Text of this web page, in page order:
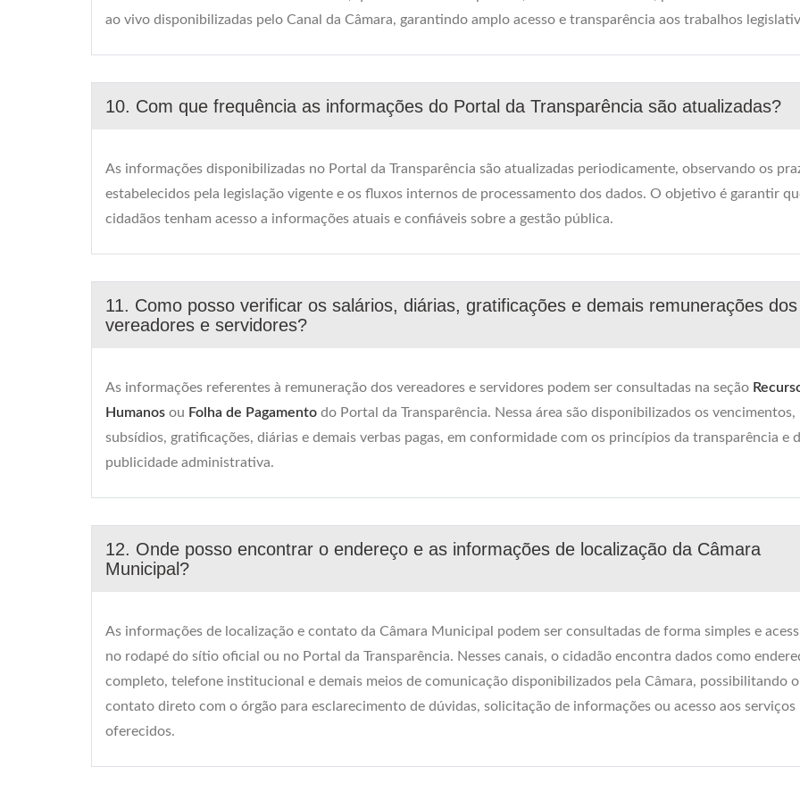
ao vivo disponibilizadas pelo Canal da Câmara, garantindo amplo acesso e transparência aos trabalhos
10. Com que frequência as informações do Portal da Transparência são atualizadas?
As informações disponibilizadas no Portal da Transparência são atualizadas periodicamente, observando os
estabelecidos pela legislação vigente e os fluxos internos de processamento dos dados. O objetivo é garantir
cidadãos tenham acesso a informações atuais e confiáveis sobre a gestão pública.
11. Como posso verificar os salários, diárias, gratificações e demais remunerações dos
vereadores e servidores?
As informações referentes à remuneração dos vereadores e servidores podem ser consultadas na seção
Humanos ou Folha de Pagamento do Portal da Transparência. Nessa área são disponibilizados os vencimentos,
subsídios, gratificações, diárias e demais verbas pagas, em conformidade com os princípios da transparência e
publicidade administrativa.
12. Onde posso encontrar o endereço e as informações de localização da Câmara
Municipal?
As informações de localização e contato da Câmara Municipal podem ser consultadas de forma simples e
no rodapé do sítio oficial ou no Portal da Transparência. Nesses canais, o cidadão encontra dados como
completo, telefone institucional e demais meios de comunicação disponibilizados pela Câmara, possibilitando o
contato direto com o órgão para esclarecimento de dúvidas, solicitação de informações ou acesso aos serviços
oferecidos.